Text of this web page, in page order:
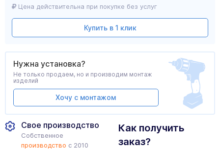
Цена действительна при покупке без услуг
Купить в 1 клик
Свое производство
Собственное
производство с 2010
Как получить
заказ?
Нужна установка?
Не только продаем, но и производим монтаж
изделий
Хочу с монтажом